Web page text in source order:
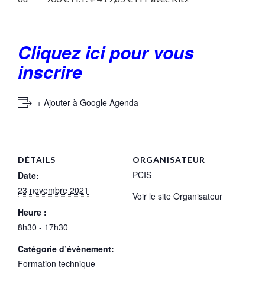
Cliquez ici pour vous
inscrire
+ Ajouter à Google Agenda
DÉTAILS
Date:
23 novembre 2021
Heure :
8h30 - 17h30
Catégorie d’évènement:
Formation technique
ORGANISATEUR
PCIS
Voir le site Organisateur